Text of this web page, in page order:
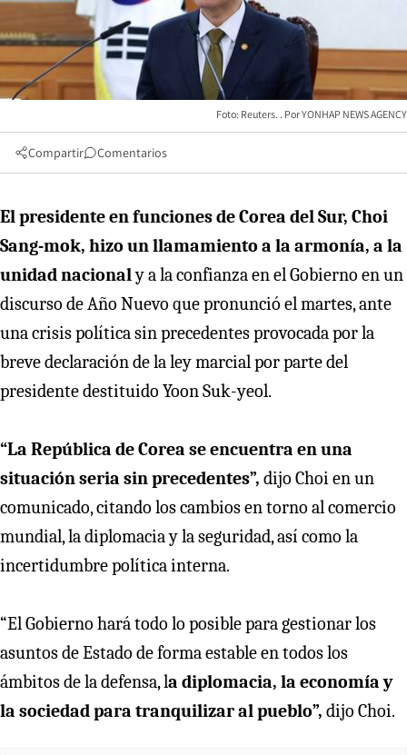
Foto: Reuters. YONHAP NEWS AGENCY
Compartir Comentarios
El presidente en funciones de Corea del Sur, Choi
Sang-mok, hizo un llamamiento a la armonía, a la
unidad nacionaly a la confianza en el Gobierno en un
discurso de Año Nuevo que pronunció el martes, ante
una crisis política sin precedentes provocada por la
breve declaración de la ley marcial por parte del
presidente destituido Yoon Suk-yeol.
“La República de Corea se encuentra en una
situación seria sin precedentes”, dijo Choi en un
comunicado, citando los cambios en torno al comercio
mundial, la diplomacia y la seguridad, así como la
incertidumbre política interna.
“El Gobierno hará todo lo posible para gestionar los
asuntos de Estado de forma estable en todos los
ámbitos de la defensa, la diplomacia, la economía y
la sociedad para tranquilizar al pueblo”, dijo Choi.